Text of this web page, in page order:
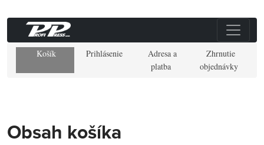
Košík Prihlásenie
Adresa a
platba
Zhrnutie
objednávky
Obsah košíka